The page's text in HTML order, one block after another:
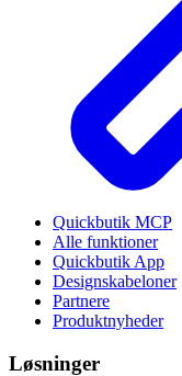
Quickbutik MCP
Alle funktioner
Quickbutik App
Designskabeloner
Partnere
Produktnyheder
Løsninger